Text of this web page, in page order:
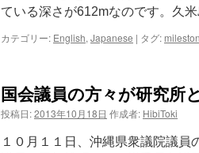
ている深さが612mなのです。久
カテゴリー: English, Japanese | タグ:
国会議員の方々が研究所
投稿日:2013年10月18日 作成者: HibiToki
１０月１１日、沖縄県衆議院議